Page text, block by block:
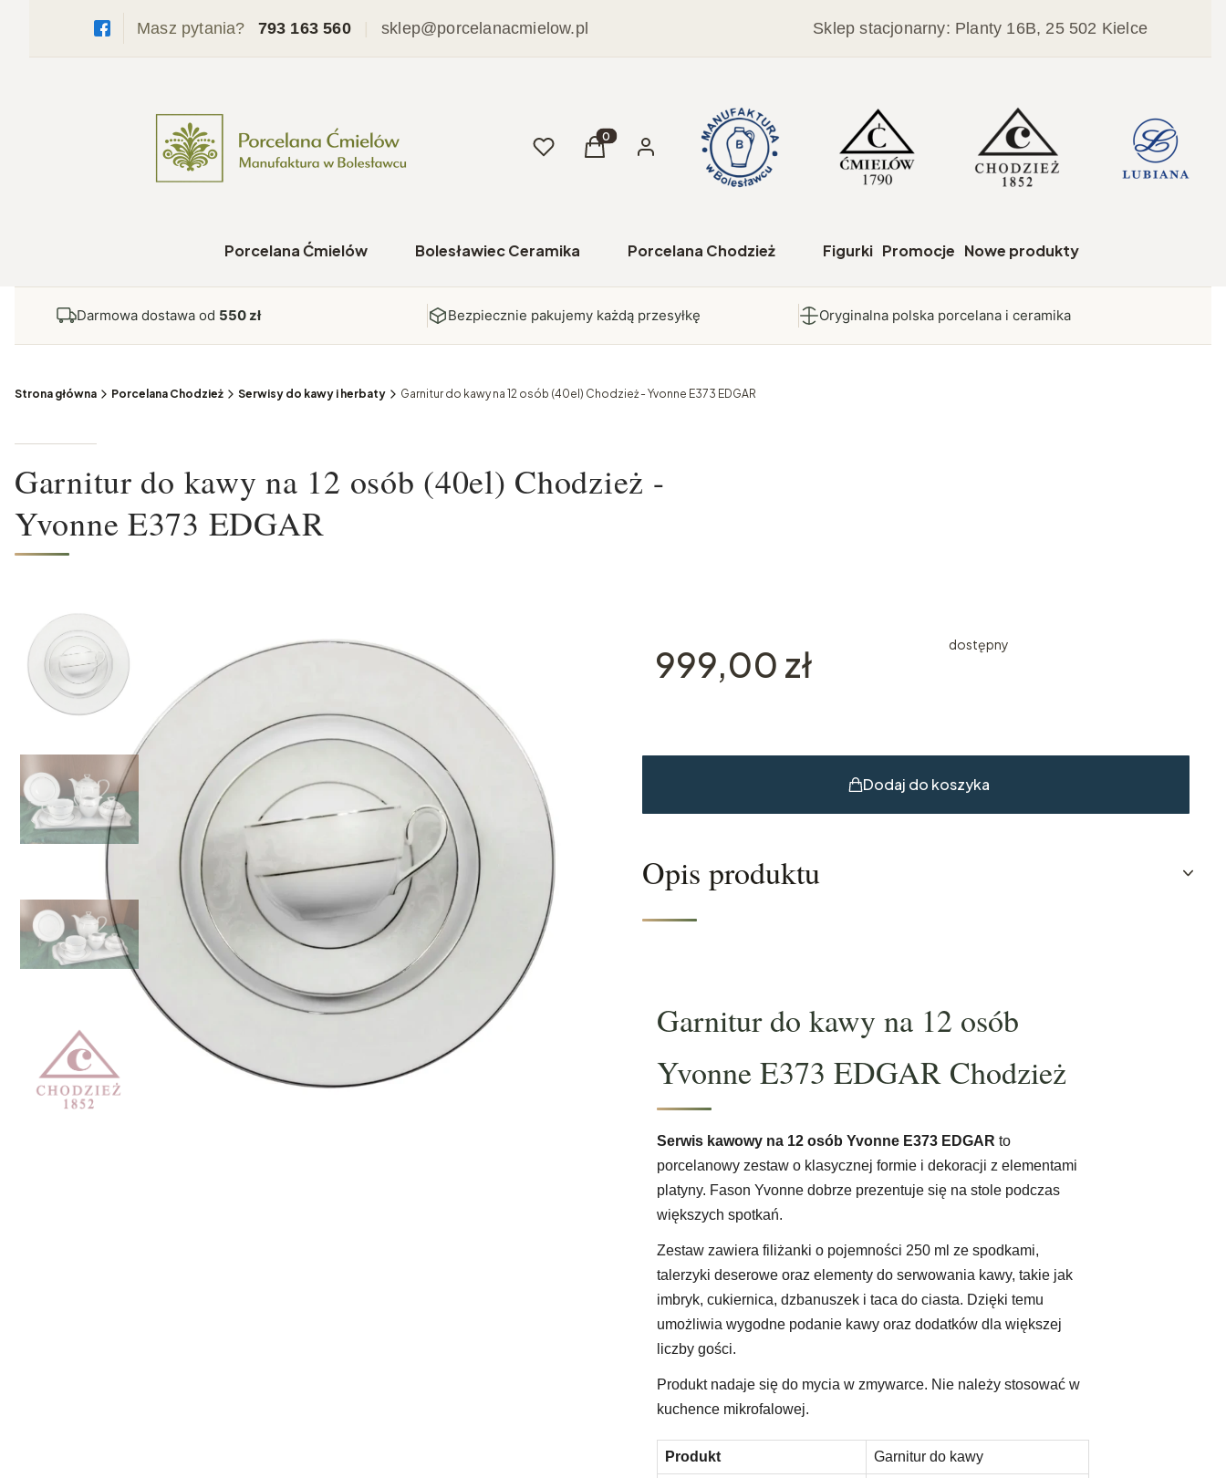
Masz pytania? 793 163 560 sklep@porcelanacmielow.pl Sklep stacjonarny: Planty 16B, 25 502 Kielce
UlubioneProdukty w koszyku: 0. Zobacz szczegóły
Koszyk Zaloguj się
Porcelana Ćmielów Bolesławiec Ceramika Porcelana Chodzież Figurki Promocje Nowe produkty
Darmowa dostawa od 550 zł Bezpiecznie pakujemy każdą przesyłkę Oryginalna polska porcelana i ceramika
Strona główna Porcelana Chodzież Serwisy do kawy i herbaty Garnitur do kawy na 12 osób (40el) Chodzież - Yvonne E373 EDGAR
Garnitur do kawy na 12 osób (40el) Chodzież -
Yvonne E373 EDGAR
Cena
999,00 zł dostępny
Dodaj do koszyka
Opis produktu
Garnitur do kawy na 12 osób
Yvonne E373 EDGAR Chodzież
Serwis kawowy na 12 osób Yvonne E373 EDGAR to
porcelanowy zestaw o klasycznej formie i dekoracji z elementami
platyny. Fason Yvonne dobrze prezentuje się na stole podczas
większych spotkań.
Zestaw zawiera filiżanki o pojemności 250 ml ze spodkami,
talerzyki deserowe oraz elementy do serwowania kawy, takie jak
imbryk, cukiernica, dzbanuszek i taca do ciasta. Dzięki temu
umożliwia wygodne podanie kawy oraz dodatków dla większej
liczby gości.
Produkt nadaje się do mycia w zmywarce. Nie należy stosować w
kuchence mikrofalowej.
Produkt Garnitur do kawy